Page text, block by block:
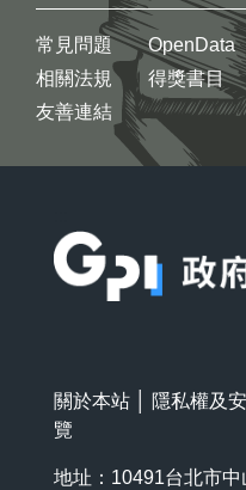
常見問題
相關法規
友善連結
OpenData
得獎書目
關於本站 隱私權及
覽
地址：10491台北市